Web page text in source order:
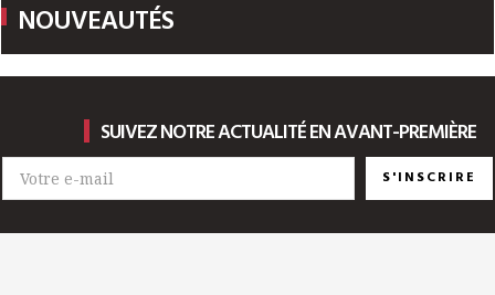
NOUVEAUTÉS
SUIVEZ NOTRE ACTUALITÉ EN AVANT-PREMIÈRE
S'INSCRIRE